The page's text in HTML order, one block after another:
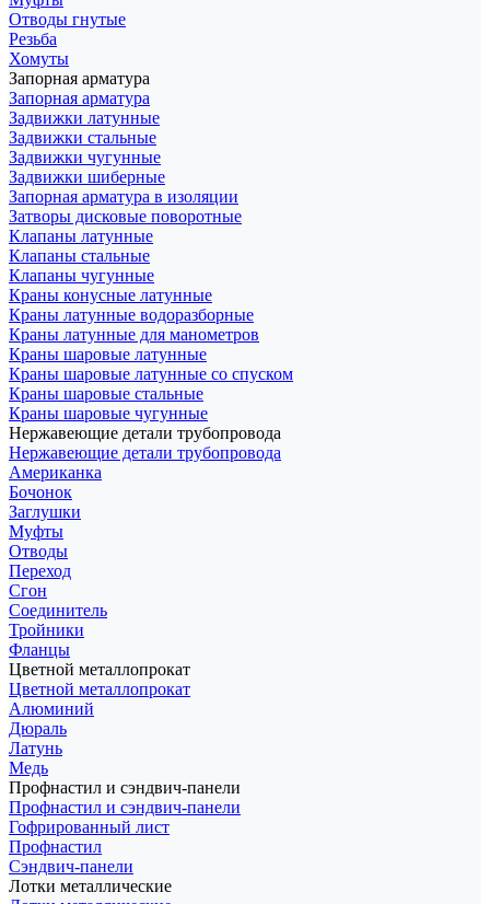
Отводы гнутые
Резьба
Хомуты
Запорная арматура
Запорная арматура
Задвижки латунные
Задвижки стальные
Задвижки чугунные
Задвижки шиберные
Запорная арматура в изоляции
Затворы дисковые поворотные
Клапаны латунные
Клапаны стальные
Клапаны чугунные
Краны конусные латунные
Краны латунные водоразборные
Краны латунные для манометров
Краны шаровые латунные
Краны шаровые латунные со спуском
Краны шаровые стальные
Краны шаровые чугунные
Нержавеющие детали трубопровода
Нержавеющие детали трубопровода
Американка
Бочонок
Заглушки
Муфты
Отводы
Переход
Сгон
Соединитель
Тройники
Фланцы
Цветной металлопрокат
Цветной металлопрокат
Алюминий
Дюраль
Латунь
Медь
Профнастил и сэндвич-панели
Профнастил и сэндвич-панели
Гофрированный лист
Профнастил
Сэндвич-панели
Лотки металлические